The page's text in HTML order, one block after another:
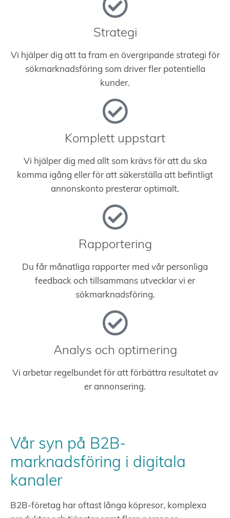
Strategi
Vi hjälper dig att ta fram en övergripande strategi för
sökmarknadsföring som driver fler potentiella
kunder.
Komplett uppstart
Vi hjälper dig med allt som krävs för att du ska
komma igång eller för att säkerställa att befintligt
annonskonto presterar optimalt.
Rapportering
Du får månatliga rapporter med vår personliga
feedback och tillsammans utvecklar vi er
sökmarknadsföring.
Analys och optimering
Vi arbetar regelbundet för att förbättra resultatet av
er annonsering.
Vår syn på B2B-
marknadsföring i digitala
kanaler
B2B-företag har oftast långa köpresor, komplexa